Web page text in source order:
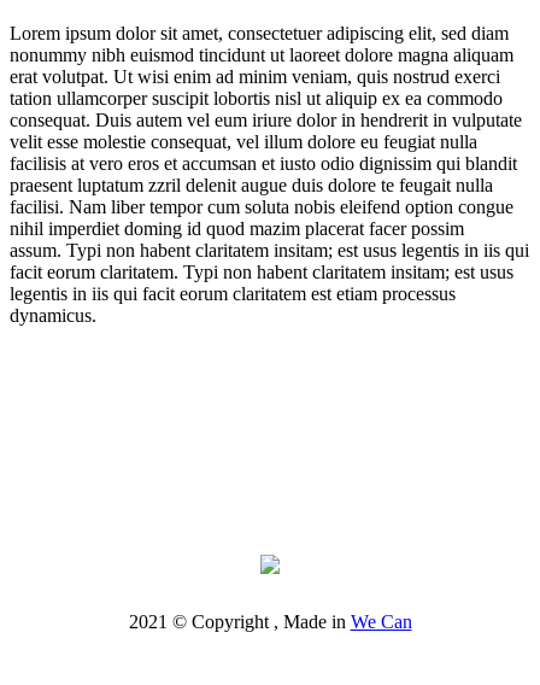
Lorem ipsum dolor sit amet, consectetuer adipiscing elit, sed diam
nonummy nibh euismod tincidunt ut laoreet dolore magna aliquam
erat volutpat. Ut wisi enim ad minim veniam, quis nostrud exerci
tation ullamcorper suscipit lobortis nisl ut aliquip ex ea commodo
consequat. Duis autem vel eum iriure dolor in hendrerit in vulputate
velit esse molestie consequat, vel illum dolore eu feugiat nulla
facilisis at vero eros et accumsan et iusto odio dignissim qui blandit
praesent luptatum zzril delenit augue duis dolore te feugait nulla
facilisi. Nam liber tempor cum soluta nobis eleifend option congue
nihil imperdiet doming id quod mazim placerat facer possim
assum. Typi non habent claritatem insitam; est usus legentis in iis qui
facit eorum claritatem. Typi non habent claritatem insitam; est usus
legentis in iis qui facit eorum claritatem est etiam processus
dynamicus.
2021 © Copyright , Made in We Can